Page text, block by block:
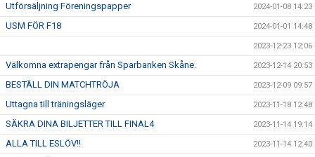
Utförsäljning Föreningspapper 2024-01-08 14:23
USM FÖR F18 2024-01-01 14:48
2023-12-23 12:06
Välkomna extrapengar från Sparbanken Skåne. 2023-12-14 20:53
BESTÄLL DIN MATCHTRÖJA 2023-12-09 09:57
Uttagna till träningsläger 2023-11-18 12:48
SÄKRA DINA BILJETTER TILL FINAL4 2023-11-14 19:14
ALLA TILL ESLÖV!! 2023-11-14 12:40